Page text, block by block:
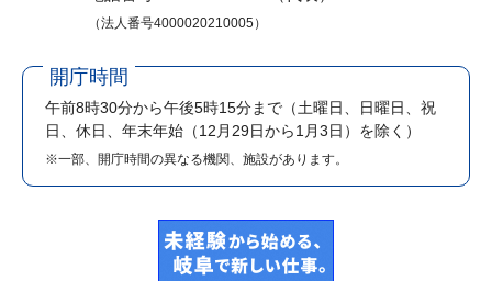
（法人番号4000020210005）
開庁時間
午前8時30分から午後5時15分まで （土曜日、日曜日、祝
日、休日、年末年始（12月29日から1月3日）を除く）
※一部、開庁時間の異なる機関、施設があります。